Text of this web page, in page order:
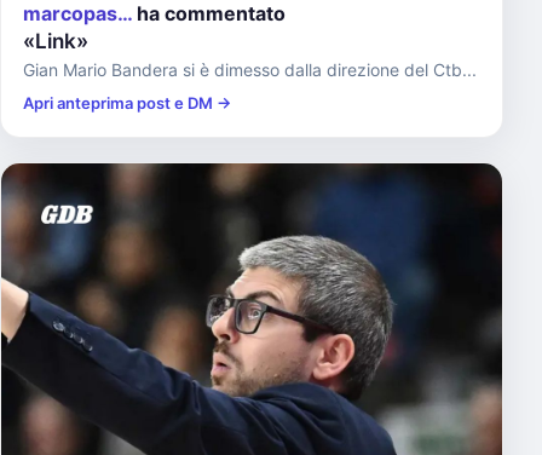
marcopas… ha commentato
«Link»
Gian Mario Bandera si è dimesso dalla direzione del Ctb...
Apri anteprima post e DM →